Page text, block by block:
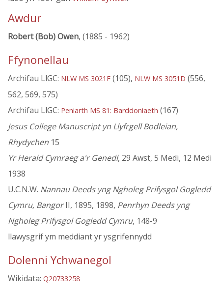
Awdur
Robert (Bob) Owen, (1885 - 1962)
Ffynonellau
Archifau LlGC: NLW MS 3021F (105), NLW MS 3051D (556,
562, 569, 575)
Archifau LlGC: Peniarth MS 81: Barddoniaeth (167)
Jesus College Manuscript yn Llyfrgell Bodleian,
Rhydychen 15
Yr Herald Cymraeg a'r Genedl, 29 Awst, 5 Medi, 12 Medi
1938
U.C.N.W. Nannau Deeds yng Ngholeg Prifysgol Gogledd
Cymru, BangorII, 1895, 1898, Penrhyn Deeds yng
Ngholeg Prifysgol Gogledd Cymru, 148-9
llawysgrif ym meddiant yr ysgrifennydd
Dolenni Ychwanegol
Wikidata: Q20733258